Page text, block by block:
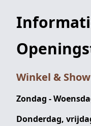
Winkel &
Zondag -
Donderdag,